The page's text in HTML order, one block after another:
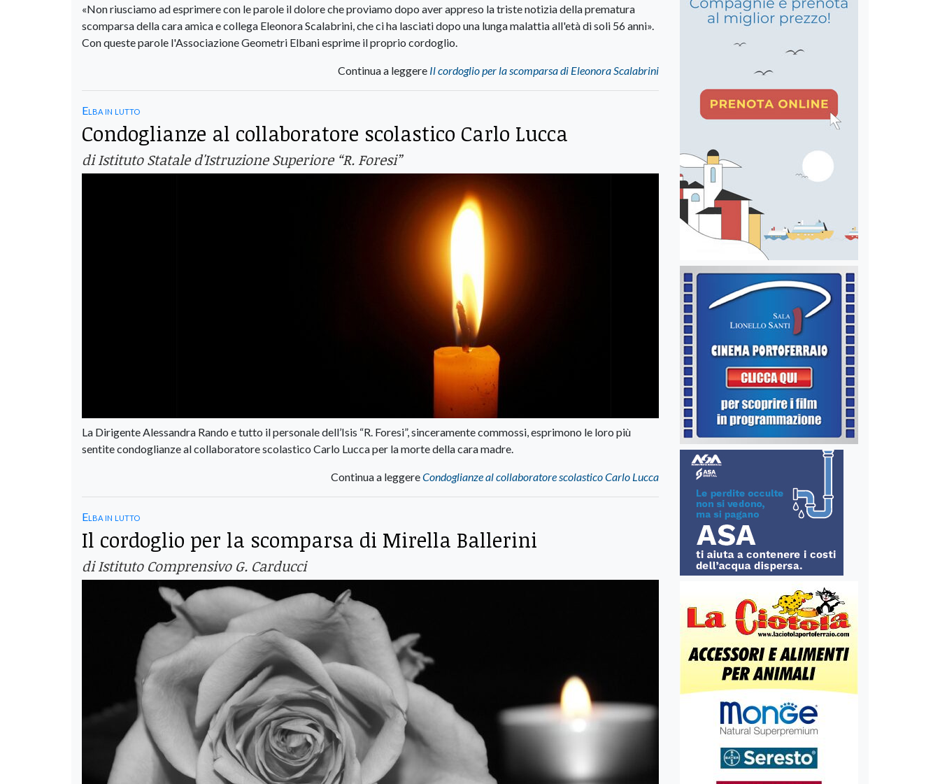
«Non riusciamo ad esprimere con le parole il dolore che proviamo dopo aver appreso la triste notizia della prematura
scomparsa della cara amica e collega Eleonora Scalabrini, che ci ha lasciati dopo una lunga malattia all'età di soli 56 anni».
Con queste parole l'Associazione Geometri Elbani esprime il proprio cordoglio.
Continua a leggere Il cordoglio per la scomparsa di Eleonora Scalabrini
Elba in lutto
Condoglianze al collaboratore scolastico Carlo Lucca
di Istituto Statale d'Istruzione Superiore “R. Foresi”
La Dirigente Alessandra Rando e tutto il personale dell’Isis “R. Foresi”, sinceramente commossi, esprimono le loro più
sentite condoglianze al collaboratore scolastico Carlo Lucca per la morte della cara madre.
Continua a leggereCondoglianze al collaboratore scolastico Carlo Lucca
Elba in lutto
Il cordoglio per la scomparsa di Mirella Ballerini
di Istituto Comprensivo G. Carducci